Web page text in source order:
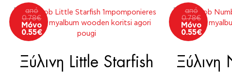
Ξύλινη Little Starfish
από
0.78€
Μόνο
0.55€
Ξύλινη
από
0.78€
Μόνο
0.55€